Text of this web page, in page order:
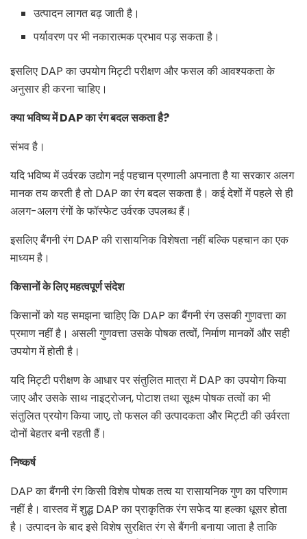
उत्पादन लागत बढ़ जाती है।
पर्यावरण पर भी नकारात्मक प्रभाव पड़ सकता है।
इसलिए DAP का उपयोग मिट्टी परीक्षण और फसल की आवश्यकता के
अनुसार ही करना चाहिए।
क्या भविष्य मेंDAP का रंग बदल सकता है?
संभव है।
यदि भविष्य में उर्वरक उद्योग नई पहचान प्रणाली अपनाता है या सरकार अलग
मानक तय करती है तो DAP का रंग बदल सकता है। कई देशों में पहले से ही
अलग-अलग रंगों के फॉस्फेट उर्वरक उपलब्ध हैं।
इसलिए बैंगनी रंग DAP की रासायनिक विशेषता नहीं बल्कि पहचान का एक
माध्यम है।
किसानों के लिए महत्वपूर्ण संदेश
किसानों को यह समझना चाहिए कि DAP का बैंगनी रंग उसकी गुणवत्ता का
प्रमाण नहीं है। असली गुणवत्ता उसके पोषक तत्वों, निर्माण मानकों और सही
उपयोग में होती है।
यदि मिट्टी परीक्षण के आधार पर संतुलित मात्रा में DAP का उपयोग किया
जाए और उसके साथ नाइट्रोजन, पोटाश तथा सूक्ष्म पोषक तत्वों का भी
संतुलित प्रयोग किया जाए, तो फसल की उत्पादकता और मिट्टी की उर्वरता
दोनों बेहतर बनी रहती हैं।
निष्कर्ष
DAP का बैंगनी रंग किसी विशेष पोषक तत्व या रासायनिक गुण का परिणाम
नहीं है। वास्तव में शुद्ध DAP का प्राकृतिक रंग सफेद या हल्का धूसर होता
है। उत्पादन के बाद इसे विशेष सुरक्षित रंग से बैंगनी बनाया जाता है ताकि